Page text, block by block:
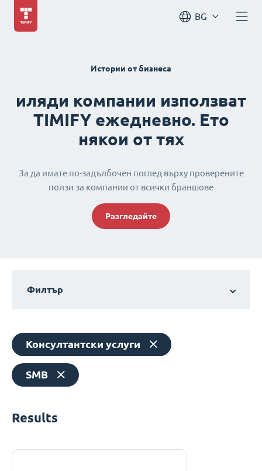
BG
Истории от бизнеса
иляди компании използват
TIMIFY ежедневно. Ето
някои от тях
За да имате по-задълбочен поглед върху проверените
ползи за компании от всички браншове
Разгледайте
Филтър
Консултантски услуги
SMB
Results